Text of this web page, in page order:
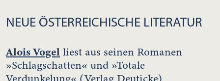
NEUE ÖSTERREICHISCHE LITERATUR
Alois Vogel liest aus seinen Romanen
»Schlagschatten« und »Totale